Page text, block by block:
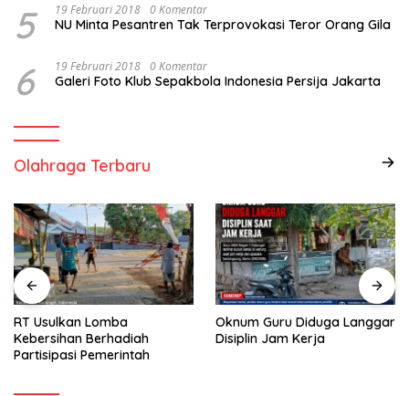
5 19 Februari 2018 0 Komentar
NU Minta Pesantren Tak Terprovokasi Teror Orang Gila
6 19 Februari 2018 0 Komentar
Galeri Foto Klub Sepakbola Indonesia Persija Jakarta
Olahraga Terbaru
RT Usulkan Lomba
Kebersihan Berhadiah
Partisipasi Pemerintah
Oknum Guru Diduga Langgar
Disiplin Jam Kerja